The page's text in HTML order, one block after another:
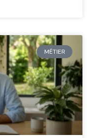
MÉTIER